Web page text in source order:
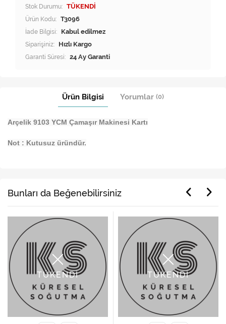
Stok Durumu: TÜKENDİ
Ürün Kodu: T3096
İade Bilgisi:
Siparişiniz: Hızlı Kargo
Garanti Süresi: 24 Ay Garanti
Ürün Bilgisi Yorumlar (0)
Arçelik 9103 YCM Çamaşır Makinesi Kartı
Not : Kutusuz üründür.
Bunları da Beğenebilirsiniz
TÜKENDİ TÜKENDİ